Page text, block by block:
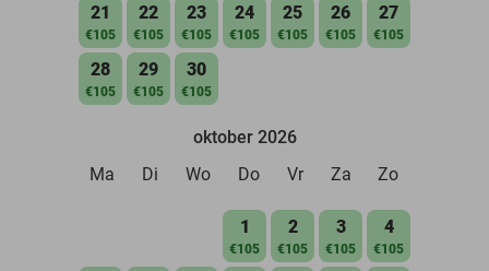
21
€105
22
€105
23
€105
24
€105
25
€105
26
€105
27
€105
28
€105
29
€105
30
€105
oktober 2026
Ma
Di Wo Do Vr Za Zo
1
€105
2
€105
3
€105
4
€105